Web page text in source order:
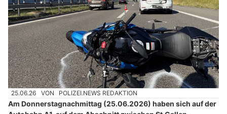
25.06.26 VON POLIZEI.NEWS REDAKTION
Am Donnerstagnachmittag (25.06.2026) haben sich auf der